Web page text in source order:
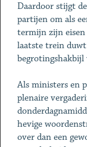
Daardoor stijgt
partijen om als
termijn zijn eisen
laatste trein duwt
begrotingshakbijl
Als ministers en
plenaire
hevige
over dan een